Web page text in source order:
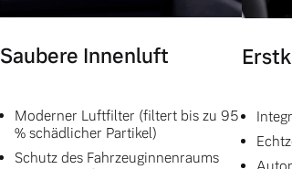
Saubere Innenluft
Moderner Luftfilter (filtert bis zu 95
% schädlicher Partikel)
Schutz des Fahrzeuginnenraums